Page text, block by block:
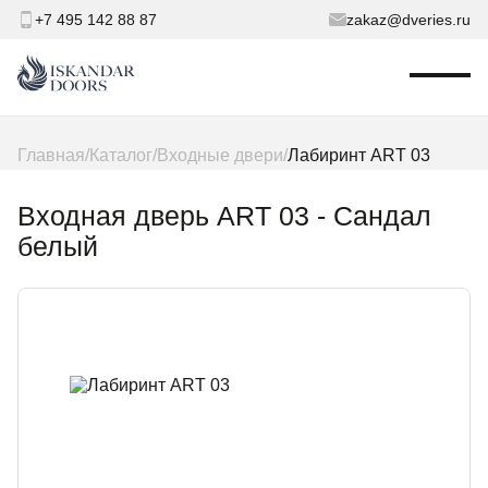
+7 495 142 88 87 zakaz@dveries.ru
Главная Каталог Входные двери Лабиринт ART 03
Входная дверь ART 03 - Сандал
белый